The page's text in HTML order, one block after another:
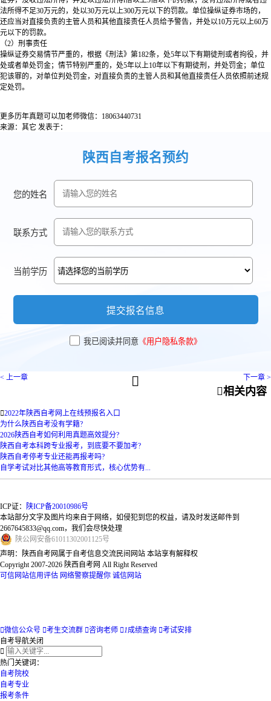
法所得不足30万元的，处以30万元以上300万元以下的罚款。单位操纵证券市场的，
还应当对直接负责的主管人员和其他直接责任人员给予警告，并处以10万元以上60万
元以下的罚款。
（2）刑事责任
操纵证券交易情节严重的，根据《刑法》第182条，处5年以下有期徒刑或者拘役，并
处或者单处罚金；情节特别严重的，处5年以上10年以下有期徒刑，并处罚金；单位
犯该罪的，对单位判处罚金，对直接负责的主管人员和其他直接责任人员依照前述规
定处罚。
更多历年真题可以加老师微信：18063440731
来源：其它 发表于：
陕西自考报名预约
您的姓名
联系方式
当前学历
提交报名信息
我已阅读并同意 《用户隐私条款》
< 上一章  下一章 >
相关内容
2022年陕西自考网上在线预报名入口
为什么陕西自考没有学籍?
2026陕西自考如何利用真题高效提分?
陕西自考本科跨专业报考，到底要不要加考?
陕西自考停考专业还能再报考吗?
自学考试对比其他高等教育形式，核心优势有...
ICP证：
陕ICP备20010986号
本站部分文字及图片均来自于网络，如侵犯到您的权益，请及时发送邮件到
2667645833@qq.com，我们会尽快处理
陕公网安备61011302001125号
声明：陕西自考网属于自考信息交流民间网站 本站享有解释权
Copyright 2007-2026 陕西自考网 All Right Reserved
可信网站信用评估 网络警察提醒你 诚信网站
微信公众号 考生交流群 咨询老师 1成绩查询 考试安排
自考导航关闭

热门关键词：
自考院校
自考专业
报考条件